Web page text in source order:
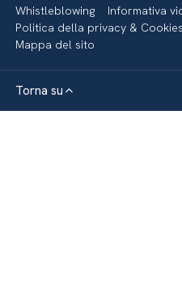
Whistleblowing
Informativa
Politica della privacy & Cookies
Mappa del sito
Torna su